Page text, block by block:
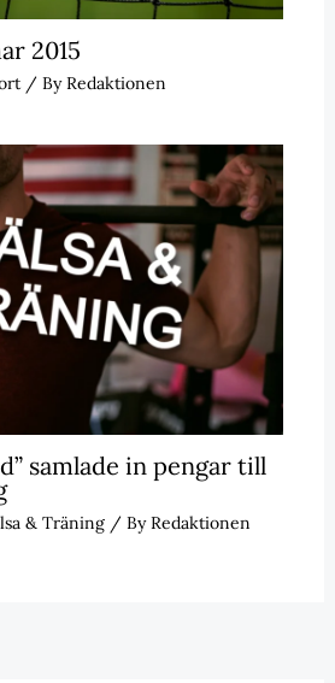
2015
/ ByRedaktionen
samlade in pengar till
& Träning/ ByRedaktionen